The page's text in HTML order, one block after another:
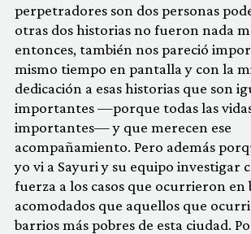
perpetradores son dos personas
otras dos historias no fueron nada
entonces, también nos pareció
mismo tiempo en pantalla y con la
dedicación a esas historias que son
importantes —porque todas las
importantes— y que merecen ese
acompañamiento. Pero además
yo vi a Sayuri y su equipo investigar
fuerza a los casos que ocurrieron en
acomodados que aquellos que
barrios más pobres de esta ciudad.